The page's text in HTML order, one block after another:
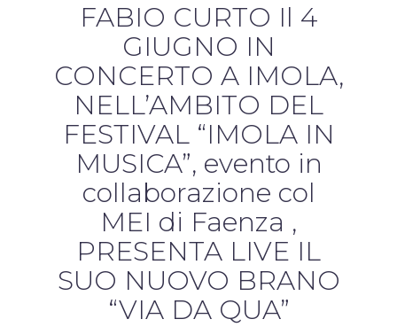
FABIO CURTO Il 4
GIUGNO IN
CONCERTO A IMOLA,
NELL’AMBITO DEL
FESTIVAL “IMOLA IN
MUSICA”, evento in
collaborazione col
MEI di Faenza ,
PRESENTA LIVE IL
SUO NUOVO BRANO
“VIA DA QUA”